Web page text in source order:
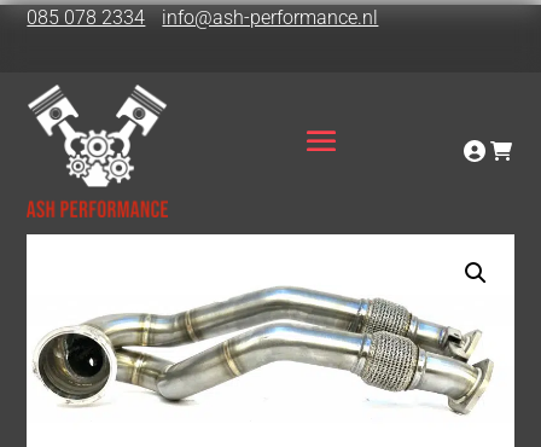
085 078 2334 info@ash-performance.nl